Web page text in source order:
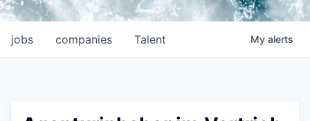
jobs companies Talent My alerts